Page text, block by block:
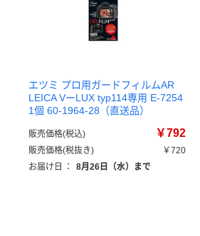
エツミ プロ用ガードフィルムAR
LEICA VーLUX typ114専用 E-7254
1個 60-1964-28（直送品）
販売価格(税込) ￥792
販売価格(税抜き)
￥720
お届け日
： 8月26日（水）まで